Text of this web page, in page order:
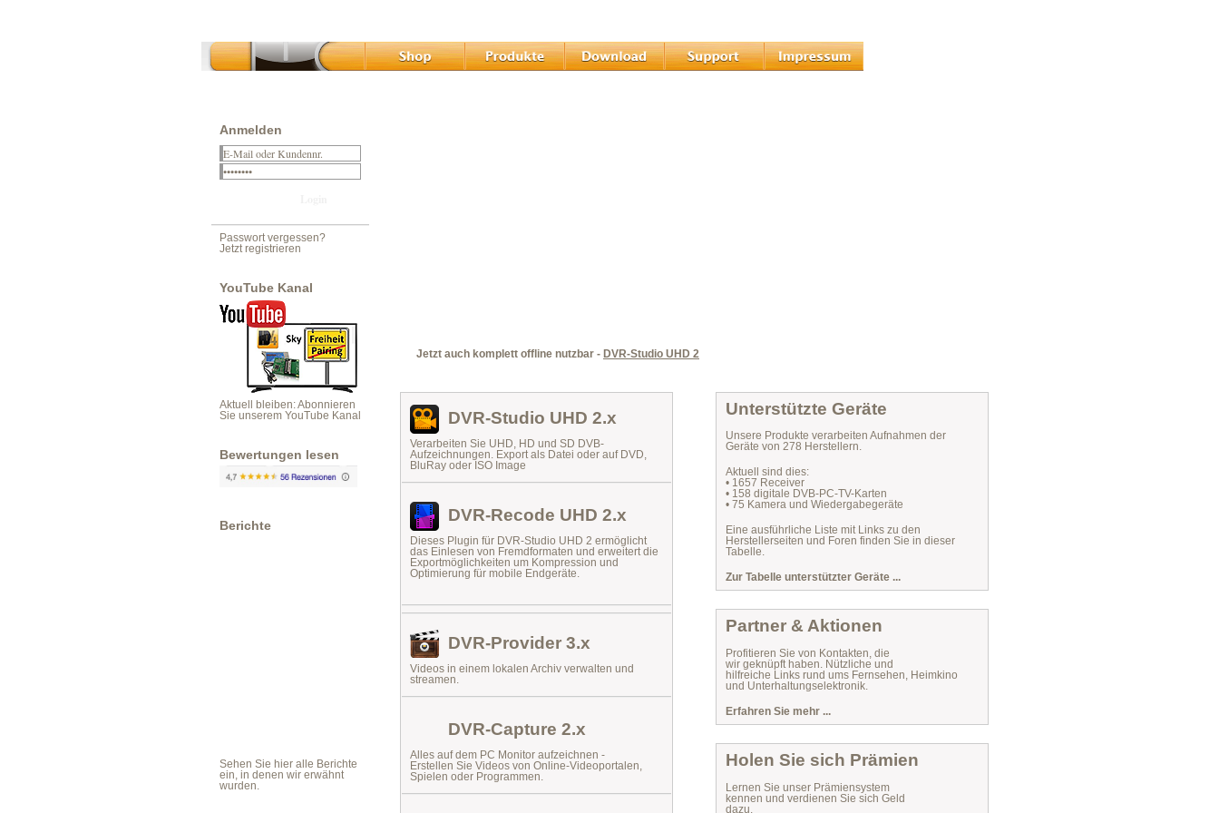
Anmelden
Passwort vergessen?
Jetzt registrieren
YouTube Kanal
Aktuell bleiben: Abonnieren
Sie unserem YouTube Kanal
Bewertungen lesen
Berichte
Sehen Sie hier alle Berichte
ein, in denen wir erwähnt
wurden.
Jetzt auch komplett offline nutzbar - DVR-Studio UHD 2
DVR-Studio UHD 2.x
Verarbeiten Sie UHD, HD und SD DVB-
Aufzeichnungen. Export als Datei oder auf DVD,
BluRay oder ISO Image
DVR-Recode UHD 2.x
Dieses Plugin für DVR-Studio UHD 2 ermöglicht
das Einlesen von Fremdformaten und erweitert die
Exportmöglichkeiten um Kompression und
Optimierung für mobile Endgeräte.
DVR-Provider 3.x
Videos in einem lokalen Archiv verwalten und
streamen.
DVR-Capture 2.x
Alles auf dem PC Monitor aufzeichnen -
Erstellen Sie Videos von Online-Videoportalen,
Spielen oder Programmen.
Unterstützte Geräte
Unsere Produkte verarbeiten Aufnahmen der
Geräte von 278 Herstellern.
Aktuell sind dies:
• 1657 Receiver
• 158 digitale DVB-PC-TV-Karten
• 75 Kamera und Wiedergabegeräte
Eine ausführliche Liste mit Links zu den
Herstellerseiten und Foren finden Sie in dieser
Tabelle.
Zur Tabelle unterstützter Geräte ...
Partner & Aktionen
Profitieren Sie von Kontakten, die
wir geknüpft haben. Nützliche und
hilfreiche Links rund ums Fernsehen, Heimkino
und Unterhaltungselektronik.
Erfahren Sie mehr ...
Holen Sie sich Prämien
Lernen Sie unser Prämiensystem
kennen und verdienen Sie sich Geld
dazu.